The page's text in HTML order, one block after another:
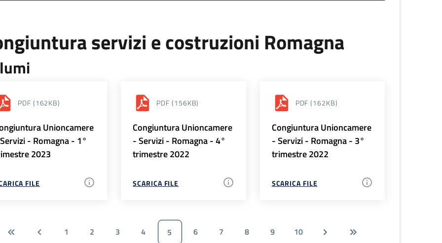
servizi e costruzioni Romagna
PDF (162KB)
Unioncamere
- Romagna - 1°
2023
FILE
PDF (156KB)
Congiuntura Unioncamere
- Servizi - Romagna - 4°
trimestre 2022
SCARICA FILE
PDF (162KB)
Congiuntura Unioncamere
- Servizi - Romagna - 3°
trimestre 2022
SCARICA FILE
1 2 3 4 5 6 7 8 9 10